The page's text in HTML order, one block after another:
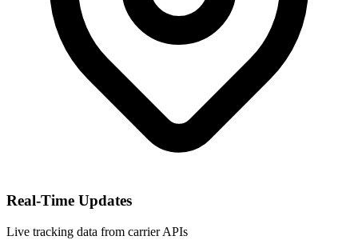
Real-Time Updates
Live tracking data from carrier APIs